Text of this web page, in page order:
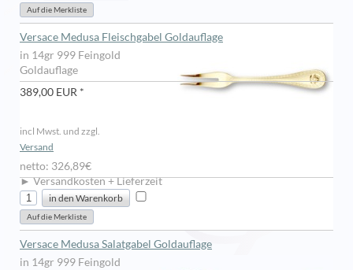
Versace Medusa Fleischgabel Goldauflage
in 14gr 999 Feingold
Goldauflage
389,00 EUR *
incl Mwst. und zzgl.
Versand
netto: 326,89€
► Versandkosten + Lieferzeit
Versace Medusa Salatgabel Goldauflage
in 14gr 999 Feingold